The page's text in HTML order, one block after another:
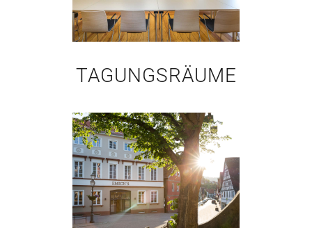
TAGUNGSRÄUME